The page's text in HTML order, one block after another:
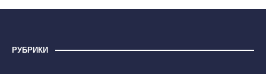
РУБРИКИ